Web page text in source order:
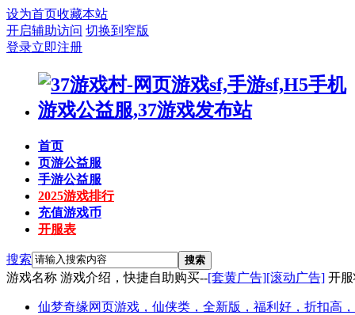
设为首页收藏本站
开启辅助访问 切换到窄版
登录立即注册
首页
页游公益服
手游公益服
2025游戏排行
充值游戏币
开服表
搜索 搜索
游戏名称 游戏介绍，快捷自助购买--[套黄广告][滚动广告] 开
仙梦奇缘网页游戏，仙侠类，全新版，福利好，折扣高